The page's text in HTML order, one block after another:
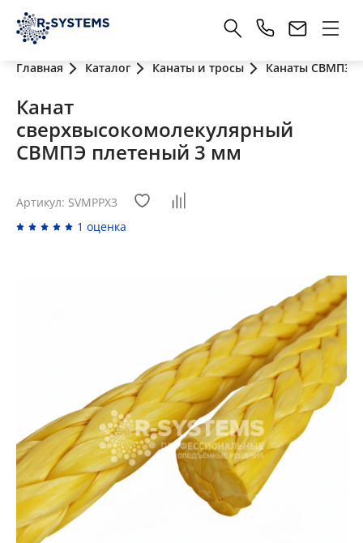
Главная Каталог Канаты и тросы Канаты СВМПЭ
Канат
сверхвысокомолекулярный
СВМПЭ плетеный 3 мм
Артикул: SVMPPX3
1 оценка